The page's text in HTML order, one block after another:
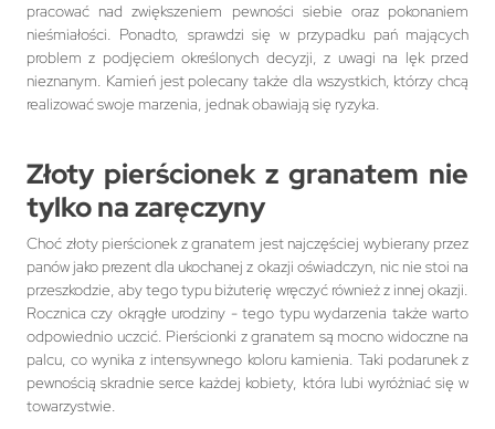
pracować nad zwiększeniem pewności siebie oraz pokonaniem
nieśmiałości. Ponadto, sprawdzi się w przypadku pań mających
problem z podjęciem określonych decyzji, z uwagi na lęk przed
nieznanym. Kamień jest polecany także dla wszystkich, którzy chcą
realizować swoje marzenia, jednak obawiają się ryzyka.
Złoty pierścionek z granatem nie
tylko na zaręczyny
Choć złoty pierścionek z granatem jest najczęściej wybierany przez
panów jako prezent dla ukochanej z okazji oświadczyn, nic nie stoi na
przeszkodzie, aby tego typu biżuterię wręczyć również z innej okazji.
Rocznica czy okrągłe urodziny - tego typu wydarzenia także warto
odpowiednio uczcić. Pierścionki z granatem są mocno widoczne na
palcu, co wynika z intensywnego koloru kamienia. Taki podarunek z
pewnością skradnie serce każdej kobiety, która lubi wyróżniać się w
towarzystwie.